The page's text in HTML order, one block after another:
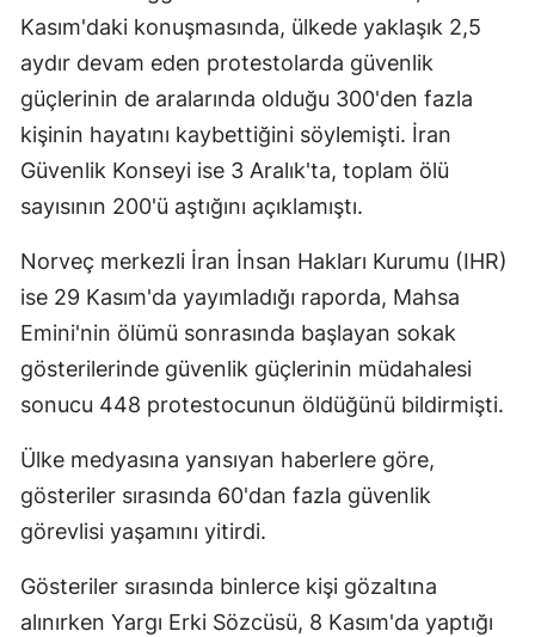
Malatya
Manisa
Kahramanmaraş
Mardin
Nevşehir
Niğde
Rize
Samsun
Siirt
Kasım'daki konuşmasında, ülkede yaklaşık 2,5
aydır devam eden protestolarda güvenlik
güçlerinin de aralarında olduğu 300'den fazla
kişinin hayatını kaybettiğini söylemişti. İran
Güvenlik Konseyi ise 3 Aralık'ta, toplam ölü
sayısının 200'ü aştığını açıklamıştı.
Norveç merkezli İran İnsan Hakları Kurumu (IHR)
ise 29 Kasım'da yayımladığı raporda, Mahsa
Emini'nin ölümü sonrasında başlayan sokak
gösterilerinde güvenlik güçlerinin müdahalesi
sonucu 448 protestocunun öldüğünü bildirmişti.
Ülke medyasına yansıyan haberlere göre,
gösteriler sırasında 60'dan fazla güvenlik
görevlisi yaşamını yitirdi.
Gösteriler sırasında binlerce kişi gözaltına
alınırken Yargı Erki Sözcüsü, 8 Kasım'da yaptığı